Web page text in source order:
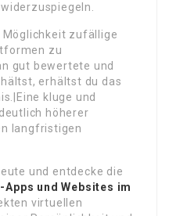
Möglichkeit zufällige
zu
gut bewertete und
erhältst du das
kluge und
höherer
langfristigen
und entdecke die
Apps und Websites im
virtuellen